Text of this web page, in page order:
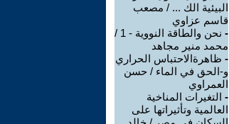
البيئية الك ... / مصعب
قاسم عزاوي
-
نحن والطاقة النووية - 1 /
محمد منير مجاهد
- ظاهرةالاحتباس الحراري
و-الحق في الماء / حسن
العمراوي
- التغيرات المناخية
العالمية وتأثيراتها على